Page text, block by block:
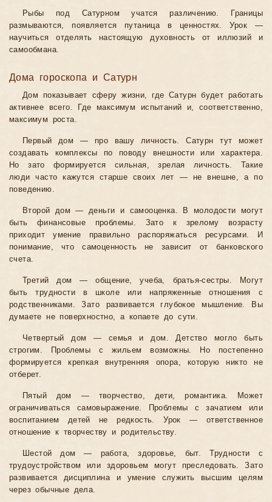
Рыбы под Сатурном учатся различению. Границы
размываются, появляется путаница в ценностях. Урок —
научиться отделять настоящую духовность от иллюзий и
самообмана.
Дома гороскопа и Сатурн
Дом показывает сферу жизни, где Сатурн будет работать
активнее всего. Где максимум испытаний и, соответственно,
максимум роста.
Первый дом — про вашу личность. Сатурн тут может
создавать комплексы по поводу внешности или характера.
Но зато формируется сильная, зрелая личность. Такие
люди часто кажутся старше своих лет — не внешне, а по
поведению.
Второй дом — деньги и самооценка. В молодости могут
быть финансовые проблемы. Зато к зрелому возрасту
приходит умение правильно распоряжаться ресурсами. И
понимание, что самоценность не зависит от банковского
счета.
Третий дом — общение, учеба, братья-сестры. Могут
быть трудности в школе или напряженные отношения с
родственниками. Зато развивается глубокое мышление. Вы
думаете не поверхностно, а копаете до сути.
Четвертый дом — семья и дом. Детство могло быть
строгим. Проблемы с жильем возможны. Но постепенно
формируется крепкая внутренняя опора, которую никто не
отберет.
Пятый дом — творчество, дети, романтика. Может
ограничиваться самовыражение. Проблемы с зачатием или
воспитанием детей не редкость. Урок — ответственное
отношение к творчеству и родительству.
Шестой дом — работа, здоровье, быт. Трудности с
трудоустройством или здоровьем могут преследовать. Зато
развивается дисциплина и умение служить высшим целям
через обычные дела.